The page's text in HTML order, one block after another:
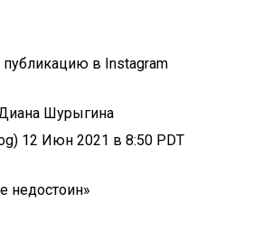
публикацию в Instagram
Шурыгина
12 Июн 2021 в 8:50 PDT
недостоин»